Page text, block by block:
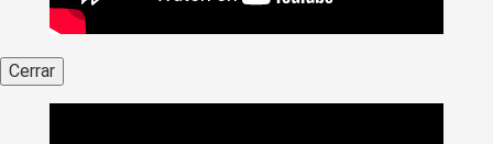
Cerrar